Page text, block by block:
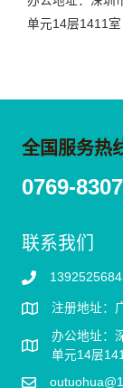
单元14层1411室
全国服务热
0769-
联系我们
注册地址：
办公地址：
单元14层